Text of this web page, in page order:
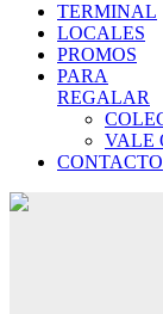
TERMINAL
LOCALES
PROMOS
PARA
REGALAR
VALE
CONTACTO